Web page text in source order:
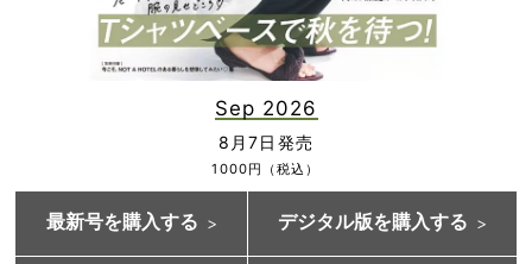
Sep 2026
8月7日発売
1000円（税込）
最新号を購入する デジタル版を購入する